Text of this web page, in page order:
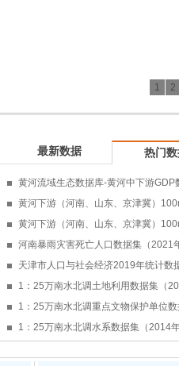
1 2
河北省土地利用数据
（2015年）
1：25万南水北调
地数据集（2014
段）
最新数据 热门
黄河流域生态数据库-黄河中下游GDP
2019）
黄河下游（河南、山东、京津冀）
环境质量数据库（1995）
黄河下游（河南、山东、京津冀）
环境质量数据库（1990）
河南暴雨灾害死亡人口数据集（2021
天津市人口与社会经济2019年统计数
1：25万南水北调土地利用数据集（
段）
1：25万南水北调重点文物保护单位
年河南段）
1：25万南水北调水系数据集（2014年